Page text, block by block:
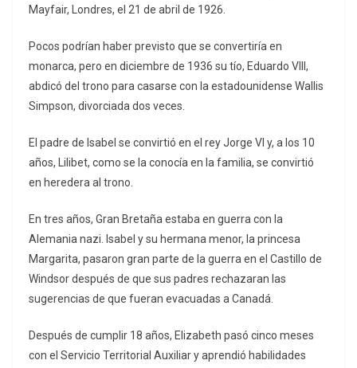
Mayfair, Londres, el 21 de abril de 1926.
Pocos podrían haber previsto que se convertiría en
monarca, pero en diciembre de 1936 su tío, Eduardo VIII,
abdicó del trono para casarse con la estadounidense Wallis
Simpson, divorciada dos veces.
El padre de Isabel se convirtió en el rey Jorge VI y, a los 10
años, Lilibet, como se la conocía en la familia, se convirtió
en heredera al trono.
En tres años, Gran Bretaña estaba en guerra con la
Alemania nazi. Isabel y su hermana menor, la princesa
Margarita, pasaron gran parte de la guerra en el Castillo de
Windsor después de que sus padres rechazaran las
sugerencias de que fueran evacuadas a Canadá.
Después de cumplir 18 años, Elizabeth pasó cinco meses
con el Servicio Territorial Auxiliar y aprendió habilidades